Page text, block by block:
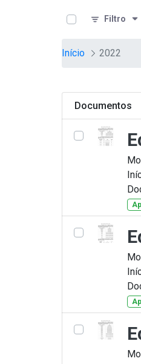
teste descricaoFiltro
Início 2022
Documentos